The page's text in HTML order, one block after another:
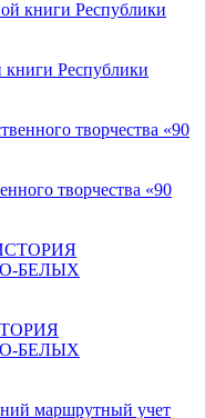
книги Республики
творчества «90
БЕЛЫХ